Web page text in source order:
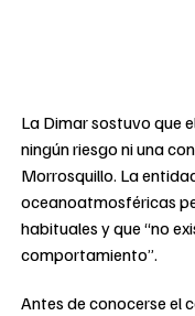
La Dimar sostuvo que
ningún riesgo ni una
Morrosquillo. La
oceanoatmosféricas
habituales y que “no
comportamiento”.
Antes de conocerse el